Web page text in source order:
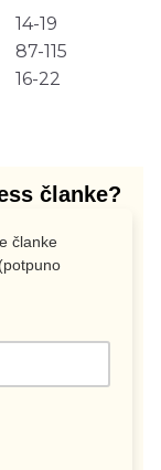
14-19
87-115
16-22